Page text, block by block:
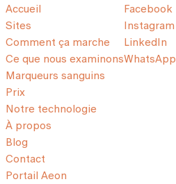
Accueil
Sites
Comment ça marche
Ce que nous examinons
Marqueurs sanguins
Prix
Notre technologie
À propos
Blog
Contact
Portail Aeon
Facebook
Instagram
LinkedIn
WhatsApp